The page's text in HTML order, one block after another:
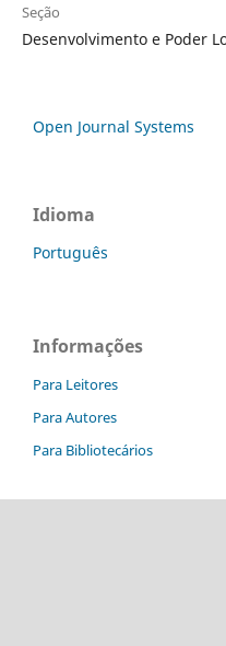
Seção
Desenvolvimento e Poder
Open Journal Systems
Idioma
Português
Informações
Para Leitores
Para Autores
Para Bibliotecários